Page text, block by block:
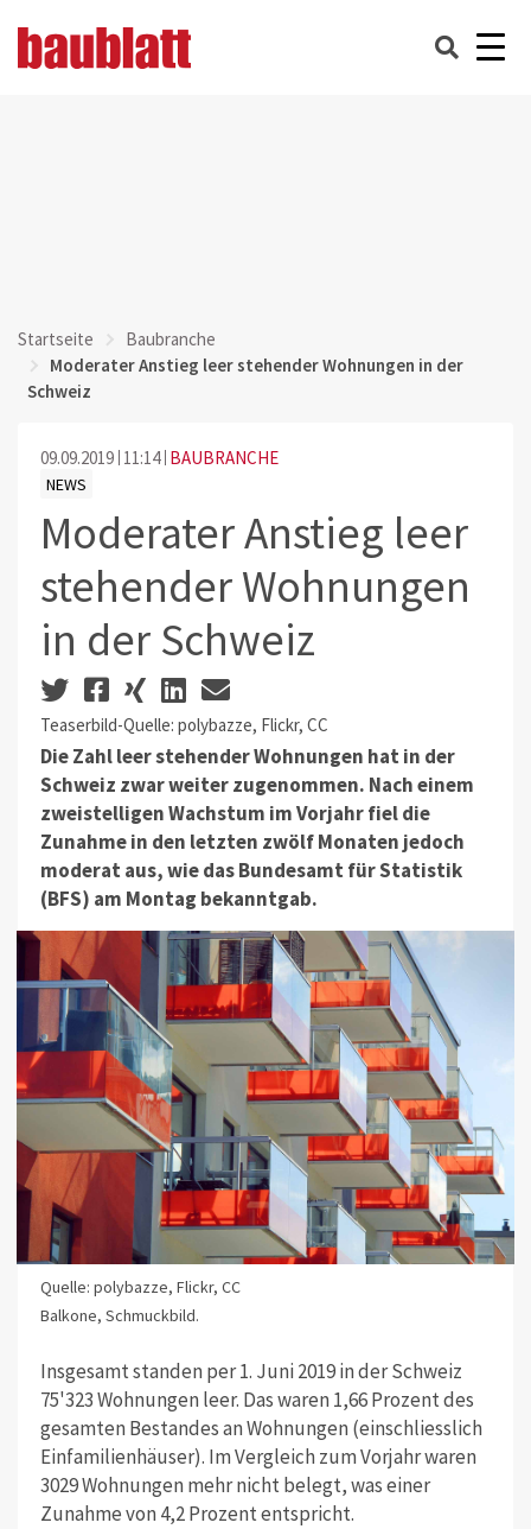
Startseite
Baubranche
Moderater Anstieg leer stehender Wohnungen in der
Schweiz
09.09.2019 11:14 BAUBRANCHE
NEWS
Moderater Anstieg leer
stehender Wohnungen
in der Schweiz
Teaserbild-Quelle: polybazze, Flickr, CC
Die Zahl leer stehender Wohnungen hat in der
Schweiz zwar weiter zugenommen. Nach einem
zweistelligen Wachstum im Vorjahr fiel die
Zunahme in den letzten zwölf Monaten jedoch
moderat aus, wie das Bundesamt für Statistik
(BFS) am Montag bekanntgab.
Quelle: polybazze, Flickr, CC
Balkone, Schmuckbild.
Insgesamt standen per 1. Juni 2019 in der Schweiz
75'323 Wohnungen leer. Das waren 1,66 Prozent des
gesamten Bestandes an Wohnungen (einschliesslich
Einfamilienhäuser). Im Vergleich zum Vorjahr waren
3029 Wohnungen mehr nicht belegt, was einer
Zunahme von 4,2 Prozent entspricht.